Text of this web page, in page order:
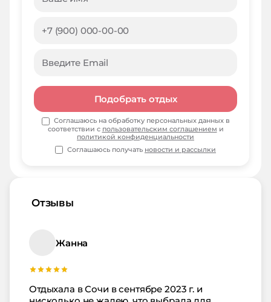
Отзывы
Жанна
Отдыхала в Сочи в сентябре 2023 г. и
Подобрать отдых
Соглашаюсь на обработку персональных данных в
соответствии с пользовательским соглашением и
политикой конфиденциальности
Соглашаюсь получать новости и рассылки